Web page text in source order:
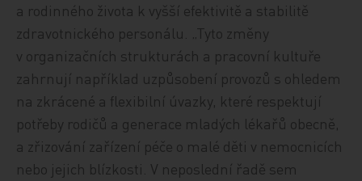
a rodinného života k vyšší efektivitě a stabilitě
zdravotnického personálu. „Tyto změny
v organizačních strukturách a pracovní kultuře
zahrnují například uzpůsobení provozů s ohledem
na zkrácené a flexibilní úvazky, které respektují
potřeby rodičů a generace mladých lékařů obecně,
a zřizování zařízení péče o malé děti v nemocnicích
nebo jejich blízkosti. V neposlední řadě sem